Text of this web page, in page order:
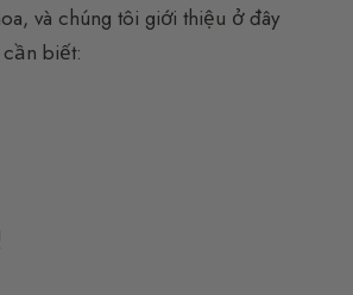
và chúng tôi giới thiệu ở đây
biết: